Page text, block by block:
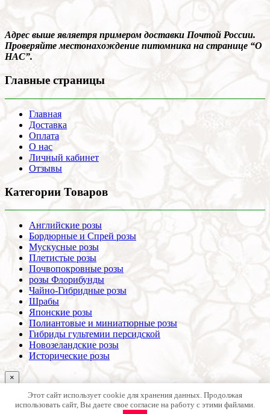
Адрес выше являетря примером доставки Почтой России.
Проверяйте местонахождение питомника на странице “О
НАС”.
Главные страницы
Главная
Доставка
Оплата
О нас
Личный кабинет
Отзывы
Категории Товаров
Английские розы
Бордюрные и Спрей розы
Мускусные розы
Плетистые розы
Почвопокровные розы
розы Флорибунды
Чайно-Гибридные розы
Шрабы
Японские розы
Полиантовые и миниатюрные розы
Гибриды гультемии персидской
Новозеландские розы
Исторические розы
×
[/wt_locations]
В списке нет моего города (использовать данные головного
Этот сайт использует cookie для хранения данных. Продолжая
использовать сайт, Вы даете свое согласие на работу с этими файлами.